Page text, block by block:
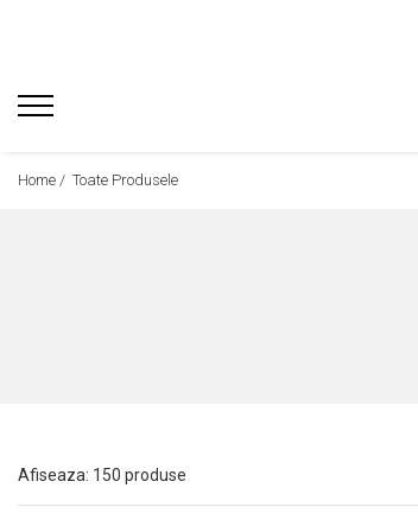
Home / Toate Produsele
Afiseaza: 150 produse